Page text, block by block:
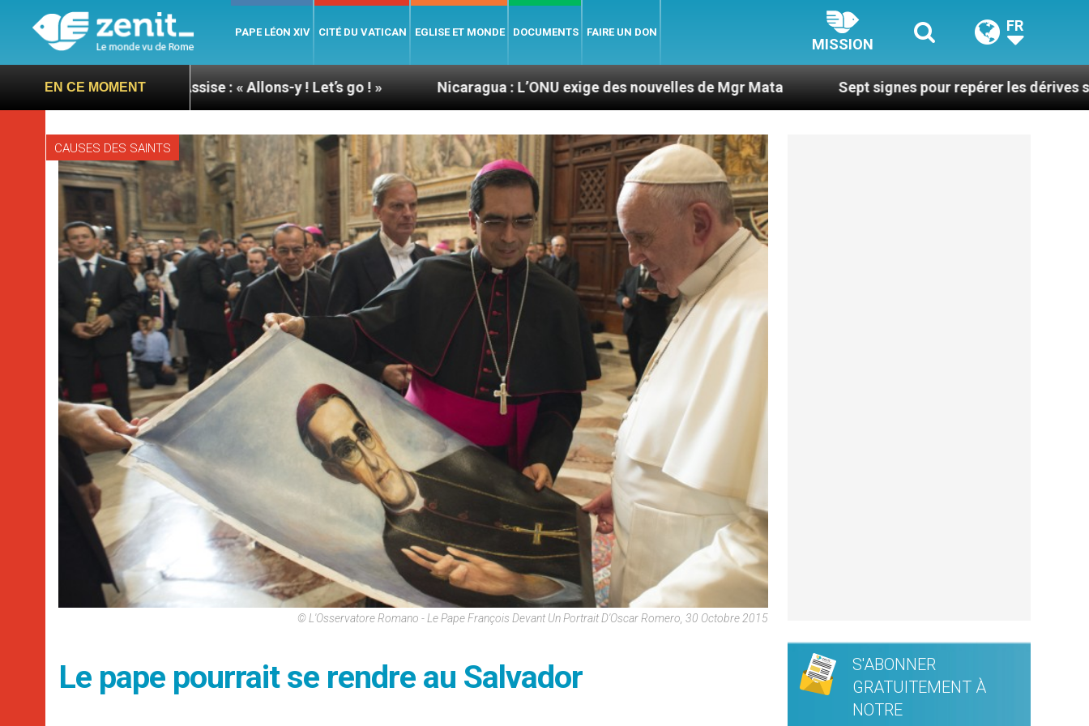
PAPE LÉON XIV CITÉ DU VATICAN EGLISE ET MONDE DOCUMENTS FAIRE UN DON
MISSION
FR
EN CE MOMENT
pape à Assise : « Allons-y ! Let’s go ! » Nicaragua : L’ONU exige des nouvelles de Mgr Mata Sept signes pour repérer les dérives sectaires du
CAUSES DES SAINTS
© L'Osservatore Romano - Le Pape François Devant Un Portrait D'Oscar Romero, 30 Octobre 2015
Le pape pourrait se rendre au Salvador
S'ABONNER
GRATUITEMENT À
NOTRE